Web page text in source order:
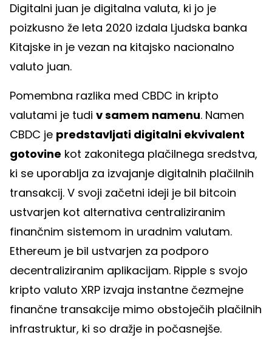
Digitalni juan je digitalna valuta, ki jo je
poizkusno že leta 2020 izdala Ljudska banka
Kitajske in je vezan na kitajsko nacionalno
valuto juan.
Pomembna razlika med CBDC in kripto
valutami je tudi v samem namenu. Namen
CBDC je predstavljati digitalni ekvivalent
gotovine kot zakonitega plačilnega sredstva,
ki se uporablja za izvajanje digitalnih plačilnih
transakcij. V svoji začetni ideji je bil bitcoin
ustvarjen kot alternativa centraliziranim
finančnim sistemom in uradnim valutam.
Ethereum je bil ustvarjen za podporo
decentraliziranim aplikacijam. Ripple s svojo
kripto valuto XRP izvaja instantne čezmejne
finančne transakcije mimo obstoječih plačilnih
infrastruktur, ki so dražje in počasnejše.